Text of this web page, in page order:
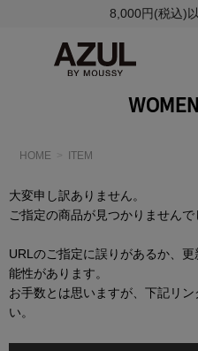
8,000円(税込)
WOMEN
HOME ITEM
大変申し訳ありません。
ご指定の商品が見つかりませんで
URLのご指定に誤りがあるか、
能性があります。
お手数とは思いますが、下記リ
い。